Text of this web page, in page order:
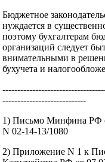
Бюджетное
нуждается в
поэтому бухгалтерам
организаций следует
внимательными в
бухучета и
----------------------------
1) Письмо Минфина РФ
N 02-14-13/1080
2) Приложение N 1 к